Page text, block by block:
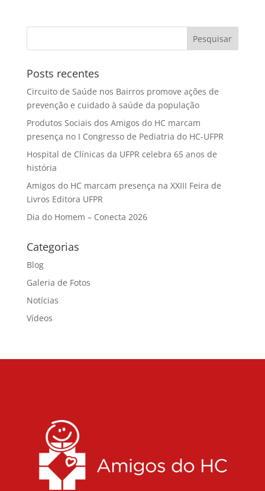
Posts recentes
Circuito de Saúde nos Bairros promove ações de
prevenção e cuidado à saúde da população
Produtos Sociais dos Amigos do HC marcam
presença no I Congresso de Pediatria do HC-UFPR
Hospital de Clínicas da UFPR celebra 65 anos de
história
Amigos do HC marcam presença na XXIII Feira de
Livros Editora UFPR
Dia do Homem – Conecta 2026
Categorias
Blog
Galeria de Fotos
Notícias
Vídeos